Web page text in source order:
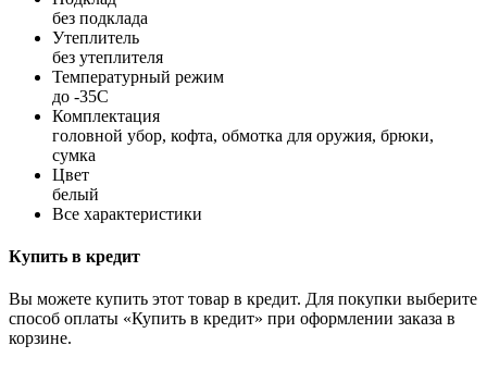
без подклада
Утеплитель
без утеплителя
Температурный режим
до -35С
Комплектация
головной убор, кофта, обмотка для оружия, брюки,
сумка
Цвет
белый
Все характеристики
Купить в кредит
Вы можете купить этот товар в кредит. Для покупки выберите
способ оплаты «Купить в кредит» при оформлении заказа в
корзине.